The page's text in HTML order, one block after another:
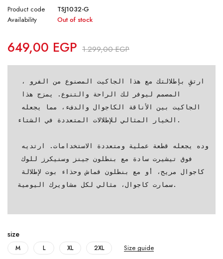
Product code
TSJ1032-G
Availability
Out of stock
1.299,00EGP
649,00 EGP
الخيار المثالي للإطلالات المتعددة في الشتاء.
سمارت كاجوال، مثالي لكل مشاويرك اليومية.
size
M L XL 2XL Size guide